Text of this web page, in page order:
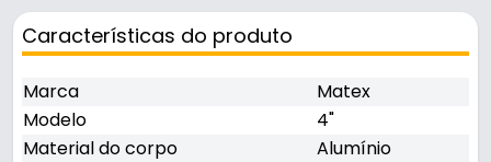
Características do produto
Marca
Matex
Modelo
4"
Material do corpo
Alumínio